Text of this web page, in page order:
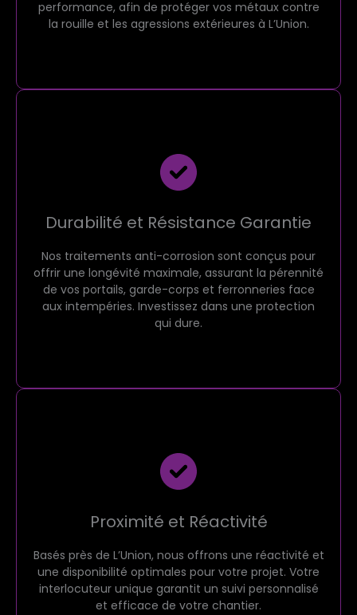
performance, afin de protéger vos métaux contre
la rouille et les agressions extérieures à L’Union.
Durabilité et Résistance Garantie
Nos traitements anti-corrosion sont conçus pour
offrir une longévité maximale, assurant la pérennité
de vos portails, garde-corps et ferronneries face
aux intempéries. Investissez dans une protection
qui dure.
Proximité et Réactivité
Basés près de L’Union, nous offrons une réactivité et
une disponibilité optimales pour votre projet. Votre
interlocuteur unique garantit un suivi personnalisé
et efficace de votre chantier.